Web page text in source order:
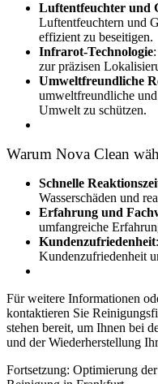
Luftentfeuchter und
Luftentfeuchtern und
effizient zu beseitigen.
Infrarot-Technologie
zur präzisen
Umweltfreundliche
umweltfreundliche
Umwelt zu schützen.
Warum Nova Clean
Schnelle
Wasserschäden und
Erfahrung und
umfangreiche
Kundenzufriedenheit
Kundenzufriedenheit
Für weitere Informationen
kontaktieren Sie
stehen bereit, um Ihnen bei
und der Wiederherstellung
Fortsetzung: Optimierung